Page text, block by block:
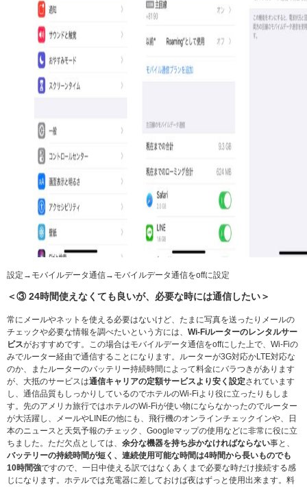
設定→モバイルデータ通信→モバイルデータ通信をoffに設定
＜③ 24時間使えなくても良いが、必要な時には通信したい＞
常にメールやネットを使える必要はないけど、たまに写真を送ったりメールの
チェックや必要な情報を調べたいという方には、 Wi-Fiルーターのレンタルサー
ビスがおすすめです。この場合はモバイルデータ通信をoffにした上で、Wi-Fiの
みでルーター経由で通信することになります。ルーターが3G対応かLTE対応な
のか、またルーターのバッテリー持続時間によって料金にバラつきがあります
が、大抵のサービスは通信キャリアの定額サービスより安く設定されています
し、通信品質もしっかりしているのでホテルのWi-Fiより役に立ったりもしま
す。先のアメリカ旅行ではホテルのWi-Fiが使い物にならなかったのでルーター
が大活躍し、メールやLINEの他にも、飛行機のオンラインチェックインや、日
本のニュースと天気予報のチェック、Googleマップの使用などに非常に役に立
ちました。ただ欠点としては、 余分な機器を持ち歩かなければならない事と、
バッテリーの持続時間が短く、連続使用可能な時間は4時間から長いものでも
10時間強ですので、一日中使える訳ではなくあくまで必要な時だけ接続する感
じになります。ホテルでは充電器に差しておけば夜はずっと使用出来ます。料